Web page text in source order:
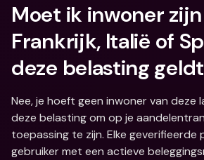
Moet ik inwoner
Frankrijk, Italië of
deze belasting geldt
Nee, je hoeft geen inwoner van deze
deze belasting om op je
toepassing te zijn. Elke geverifieerde
gebruiker met een actieve